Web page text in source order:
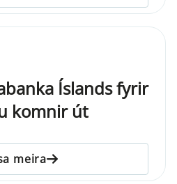
Íslands fyrir
komnir út
meira